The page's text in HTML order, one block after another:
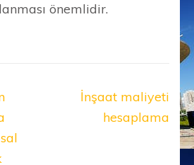
önemlidir.
İnşaat maliyeti
hesaplama